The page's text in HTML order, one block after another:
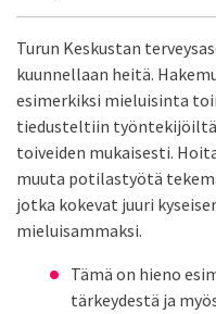
Turun Keskustan
kuunnellaan heitä.
esimerkiksi mieluisinta
tiedusteltiin
toiveiden mukaisesti.
muuta potilastyötä
jotka kokevat juuri
mieluisammaksi.
Tämä on hieno
tärkeydestä ja